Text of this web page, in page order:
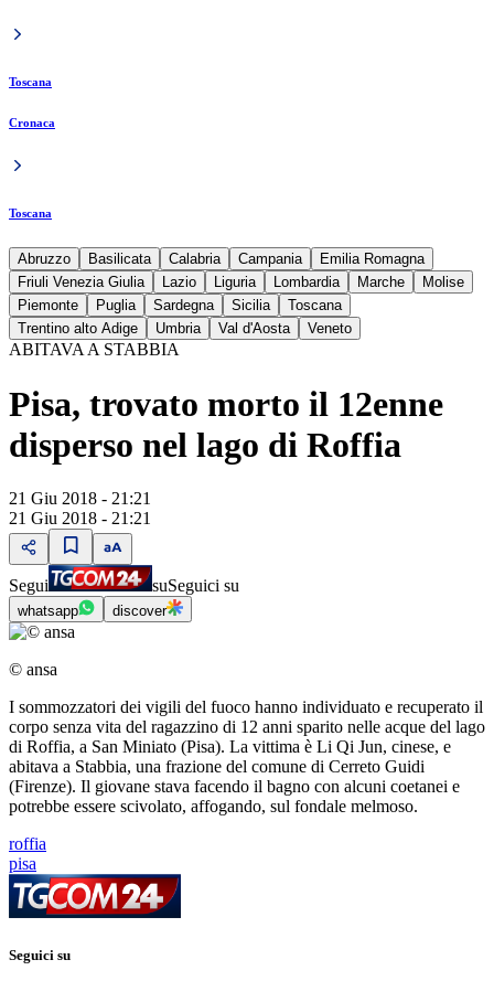
Toscana
Cronaca
Toscana
Abruzzo Basilicata Calabria Campania
Emilia Romagna
Friuli Venezia Giulia
Lazio Liguria Lombardia Marche
Molise
Piemonte
Puglia Sardegna Sicilia
Toscana
Trentino alto Adige
Umbria Val d'Aosta Veneto
ABITAVA A STABBIA
Pisa, trovato morto il 12enne
disperso nel lago di Roffia
21 Giu 2018 - 21:21
21 Giu 2018 - 21:21
Segui suSeguici su
whatsapp discover
© ansa
I sommozzatori dei vigili del fuoco hanno individuato e recuperato il
corpo senza vita del ragazzino di 12 anni sparito nelle acque del lago
di Roffia, a San Miniato (Pisa). La vittima è Li Qi Jun, cinese, e
abitava a Stabbia, una frazione del comune di Cerreto Guidi
(Firenze). Il giovane stava facendo il bagno con alcuni coetanei e
potrebbe essere scivolato, affogando, sul fondale melmoso.
roffia
pisa
Seguici su